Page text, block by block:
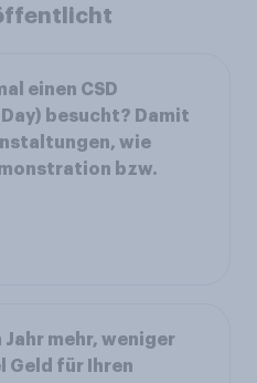
einen CSD
besucht? Damit
wie
bzw.
Jahr mehr, weniger
Geld für Ihren